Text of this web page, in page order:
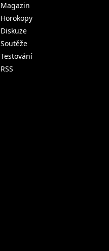
Magazin
Horokopy
Diskuze
Soutěže
Testování
RSS